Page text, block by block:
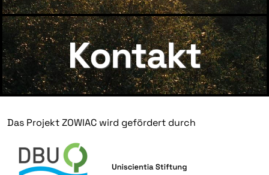
Kontakt
Das Projekt ZOWIAC wird gefördert durch